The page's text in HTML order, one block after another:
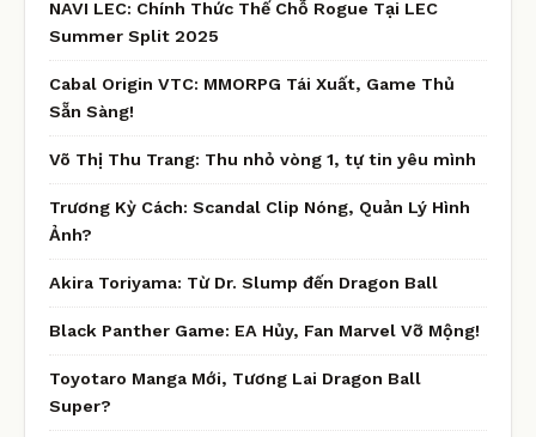
NAVI LEC: Chính Thức Thế Chỗ Rogue Tại LEC
Summer Split 2025
Cabal Origin VTC: MMORPG Tái Xuất, Game Thủ
Sẵn Sàng!
Võ Thị Thu Trang: Thu nhỏ vòng 1, tự tin yêu mình
Trương Kỳ Cách: Scandal Clip Nóng, Quản Lý Hình
Ảnh?
Akira Toriyama: Từ Dr. Slump đến Dragon Ball
Black Panther Game: EA Hủy, Fan Marvel Vỡ Mộng!
Toyotaro Manga Mới, Tương Lai Dragon Ball
Super?